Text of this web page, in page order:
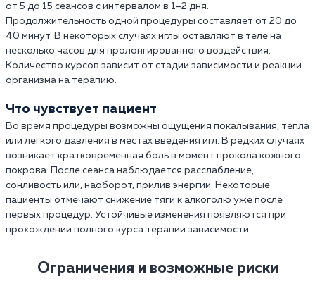
от 5 до 15 сеансов с интервалом в 1–2 дня.
Продолжительность одной процедуры составляет от 20 до
40 минут. В некоторых случаях иглы оставляют в теле на
несколько часов для пролонгированного воздействия.
Количество курсов зависит от стадии зависимости и реакции
организма на терапию.
Что чувствует пациент
Во время процедуры возможны ощущения покалывания, тепла
или легкого давления в местах введения игл. В редких случаях
возникает кратковременная боль в момент прокола кожного
покрова. После сеанса наблюдается расслабление,
сонливость или, наоборот, прилив энергии. Некоторые
пациенты отмечают снижение тяги к алкоголю уже после
первых процедур. Устойчивые изменения появляются при
прохождении полного курса терапии зависимости.
Ограничения и возможные риски